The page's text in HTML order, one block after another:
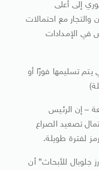
إلى أعلى
والتجار مع احتمالات
الإمدادات
تسليمها فورًا أو
– إن الرئيس
تصعيد الصراع
لفترة طويلة.
جلوبال للأبحاث” أن